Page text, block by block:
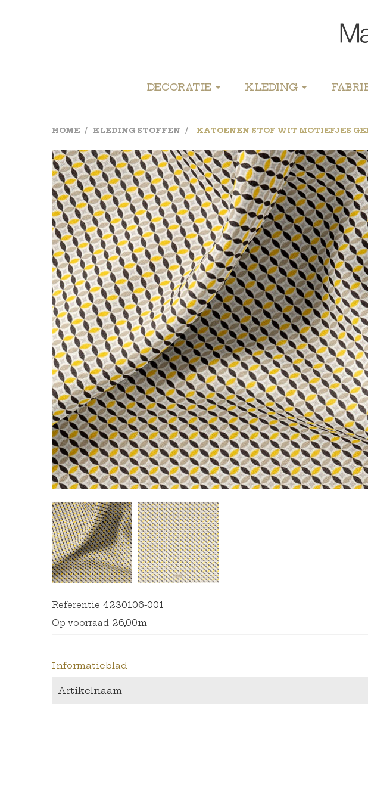
DECORATIE KLEDING
HOME KLEDING STOFFEN KATOENEN STOF WIT MOTIEFJES
Referentie 4230106-001
Op voorraad 26,00m
Informatieblad
Artikelnaam